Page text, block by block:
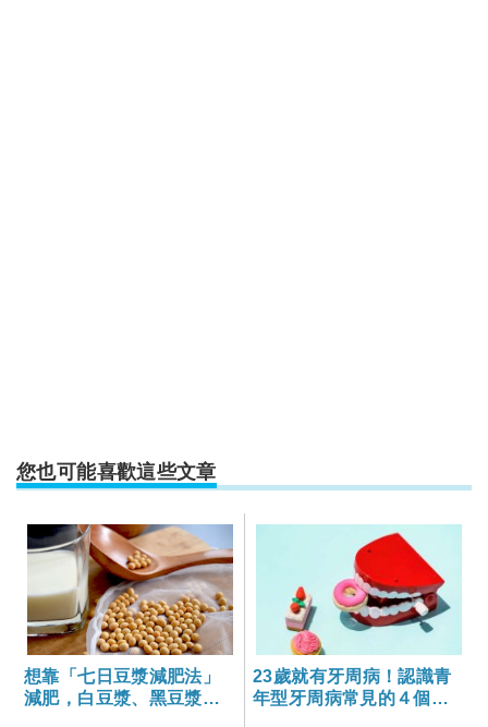
您也可能喜歡這些文章
想靠「七日豆漿減肥法」
減肥，白豆漿、黑豆漿、
23歲就有牙周病！認識青
年型牙周病常見的４個特